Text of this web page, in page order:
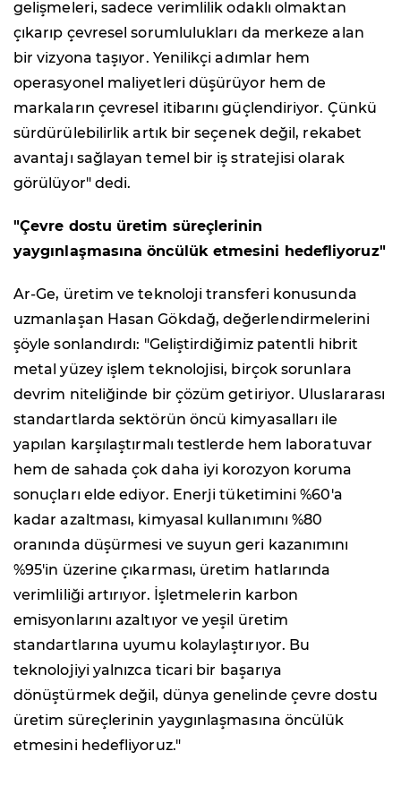
gelişmeleri, sadece verimlilik odaklı olmaktan
çıkarıp çevresel sorumlulukları da merkeze alan
bir vizyona taşıyor. Yenilikçi adımlar hem
operasyonel maliyetleri düşürüyor hem de
markaların çevresel itibarını güçlendiriyor. Çünkü
sürdürülebilirlik artık bir seçenek değil, rekabet
avantajı sağlayan temel bir iş stratejisi olarak
görülüyor" dedi.
"Çevre dostu üretim süreçlerinin
yaygınlaşmasına öncülük etmesini hedefliyoruz"
Ar-Ge, üretim ve teknoloji transferi konusunda
uzmanlaşan Hasan Gökdağ, değerlendirmelerini
şöyle sonlandırdı: "Geliştirdiğimiz patentli hibrit
metal yüzey işlem teknolojisi, birçok sorunlara
devrim niteliğinde bir çözüm getiriyor. Uluslararası
standartlarda sektörün öncü kimyasalları ile
yapılan karşılaştırmalı testlerde hem laboratuvar
hem de sahada çok daha iyi korozyon koruma
sonuçları elde ediyor. Enerji tüketimini %60'a
kadar azaltması, kimyasal kullanımını %80
oranında düşürmesi ve suyun geri kazanımını
%95'in üzerine çıkarması, üretim hatlarında
verimliliği artırıyor. İşletmelerin karbon
emisyonlarını azaltıyor ve yeşil üretim
standartlarına uyumu kolaylaştırıyor. Bu
teknolojiyi yalnızca ticari bir başarıya
dönüştürmek değil, dünya genelinde çevre dostu
üretim süreçlerinin yaygınlaşmasına öncülük
etmesini hedefliyoruz."